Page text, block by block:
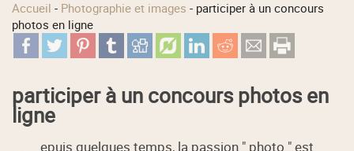
Accueil - Photographie et images - participer à un concours
photos en ligne
participer à un concours photos en
ligne
epuis quelques temps, la passion " photo "est